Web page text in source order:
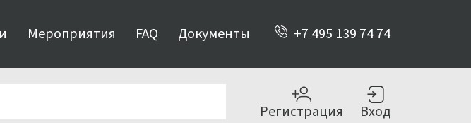
Мероприятия FAQ Документы +7 495 139 74 74
Регистрация Вход